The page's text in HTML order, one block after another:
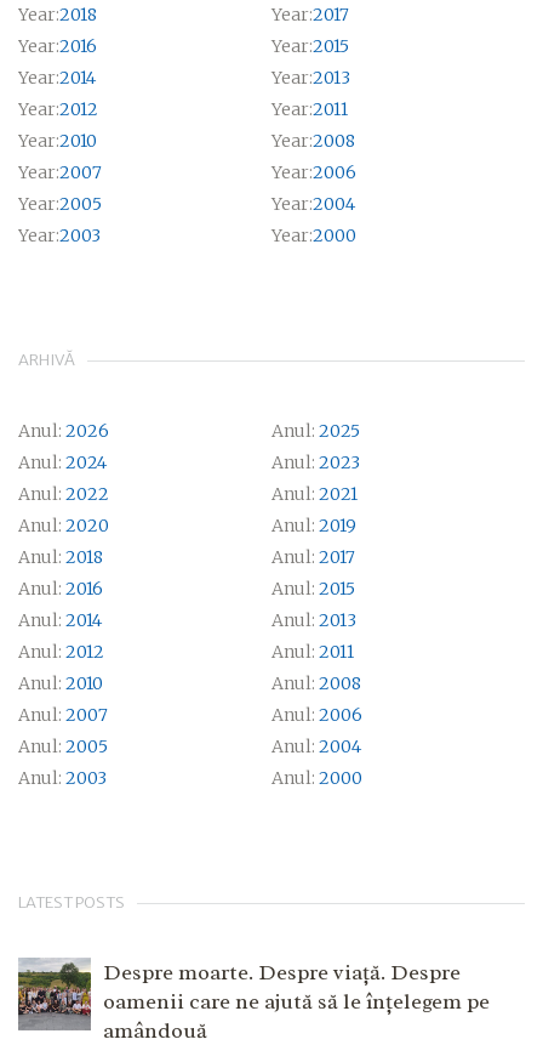
Year:2018 Year:2017
Year:2016 Year:2015
Year:2014 Year:2013
Year:2012 Year:2011
Year:2010 Year:2008
Year:2007 Year:2006
Year:2005 Year:2004
Year:2003 Year:2000
ARHIVĂ
Anul: 2026 Anul: 2025
Anul: 2024 Anul: 2023
Anul: 2022 Anul: 2021
Anul: 2020 Anul: 2019
Anul: 2018 Anul: 2017
Anul: 2016 Anul: 2015
Anul: 2014 Anul: 2013
Anul: 2012 Anul: 2011
Anul: 2010 Anul: 2008
Anul: 2007 Anul: 2006
Anul: 2005 Anul: 2004
Anul: 2003 Anul: 2000
LATEST POSTS
Despre moarte. Despre viață. Despre
oamenii care ne ajută să le înțelegem pe
amândouă